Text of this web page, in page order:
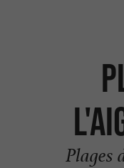
Plages